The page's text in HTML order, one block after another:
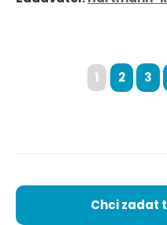
1 2 3
Chci zadat